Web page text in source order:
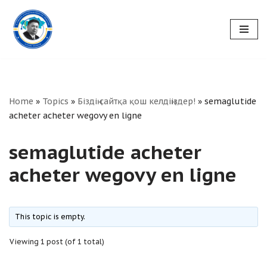
Skip
to
Home » Topics » Біздің сайтқа қош келдіңіздер! » semaglutide
acheter acheter wegovy en ligne
semaglutide acheter
acheter wegovy en ligne
This topic is empty.
Viewing 1 post (of 1 total)